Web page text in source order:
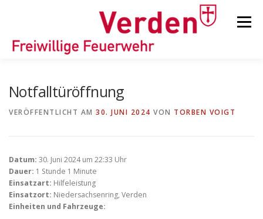
Menü
KINDER-/JUGENDFEUERWEHR
Notfalltüröffnung
VERÖFFENTLICHT AM 30. JUNI 2024 VON TORBEN VOIGT
Datum: 30. Juni 2024 um 22:33 Uhr
Dauer: 1 Stunde 1 Minute
Einsatzart: Hilfeleistung
Einsatzort: Niedersachsenring, Verden
Einheiten und Fahrzeuge: